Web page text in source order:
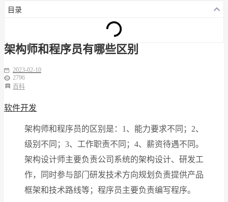
目录
架构师和程序员有哪些区别
2023-02-10
2796
百科
软件开发
架构师和程序员的区别是：1、能力要求不同；2、
级别不同；3、工作职责不同；4、薪资待遇不同。
架构设计师主要负责公司系统的架构设计、研发工
作，同时参与部门研发技术方向规划负责提供产品
框架和技术路线等；程序员主要负责编写程序。